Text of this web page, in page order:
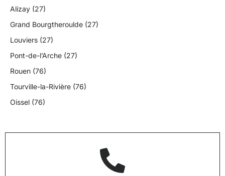
Alizay (27)
Grand Bourgtheroulde (27)
Louviers (27)
Pont-de-l’Arche (27)
Rouen (76)
Tourville-la-Rivière (76)
Oissel (76)